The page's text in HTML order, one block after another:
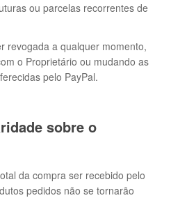
ou parcelas recorrentes de
revogada a qualquer momento,
o Proprietário ou mudando as
pelo PayPal.
sobre o
da compra ser recebido pelo
pedidos não se tornarão